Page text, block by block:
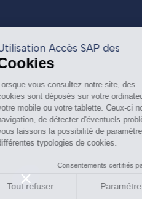
Utilisation Accès SAP des
Cookies
Lorsque vous consultez notre site,
cookies sont déposés sur votre
votre mobile ou votre tablette.
navigation, de détecter d'éventuels
vous laissons la possibilité de
différentes typologies de cookies.
Consentements
Tout refuser